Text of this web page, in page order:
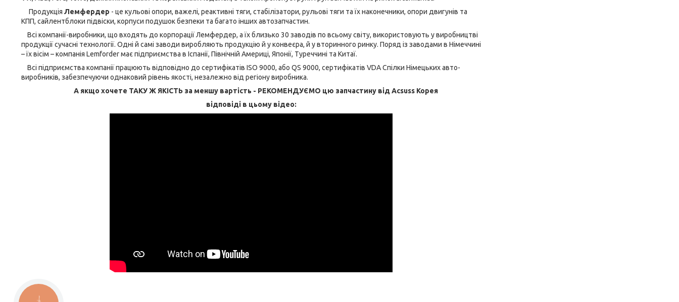
Продукція Лемфердер - це кульові опори, важелі, реактивні тяги, стабілізатори, рульові тяги та їх наконечники, опори двигунів та
КПП, сайлентблоки підвіски, корпуси подушок безпеки та багато інших автозапчастин.
Всі компанії-виробники, що входять до корпорації Лемфердер, а їх близько 30 заводів по всьому світу, використовують у виробництві
продукції сучасні технології. Одні й самі заводи виробляють продукцію й у конвеєра, й у вторинного ринку. Поряд із заводами в Німеччині
– їх вісім – компанія Lemforder має підприємства в Іспанії, Північній Америці, Японії, Туреччині та Китаї.
Всі підприємства компанії працюють відповідно до сертифікатів ISO 9000, або QS 9000, сертифікатів VDA Спілки Німецьких авто-
виробників, забезпечуючи однаковий рівень якості, незалежно від регіону виробника.
А якщо хочете ТАКУ Ж ЯКІСТЬ за меншу вартість - РЕКОМЕНДУЄМО цю запчастину від Acsuss Корея
відповіді в цьому відео: